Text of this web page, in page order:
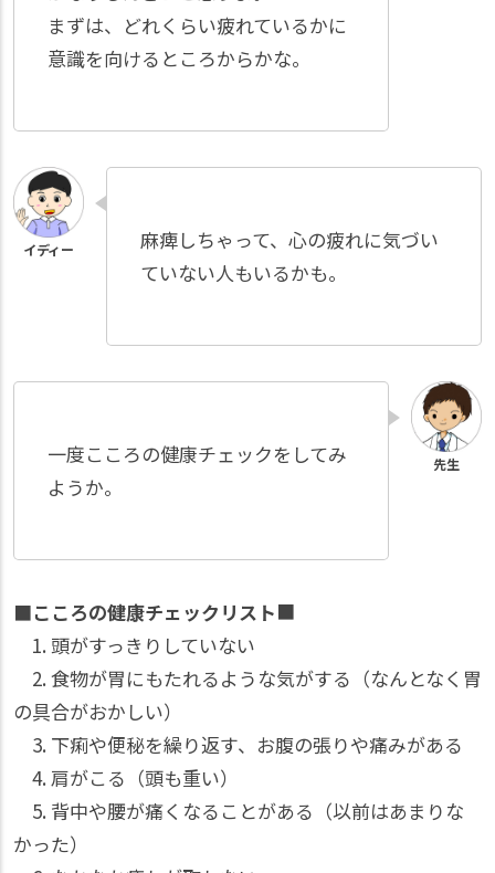
まずは、どれくらい疲れているかに
意識を向けるところからかな。
麻痺しちゃって、心の疲れに気づい
ていない人もいるかも。
一度こころの健康チェックをしてみ
ようか。
■こころの健康チェックリスト■
1. 頭がすっきりしていない
2. 食物が胃にもたれるような気がする（なんとなく胃
の具合がおかしい）
3. 下痢や便秘を繰り返す、お腹の張りや痛みがある
4. 肩がこる（頭も重い）
5. 背中や腰が痛くなることがある（以前はあまりな
かった）